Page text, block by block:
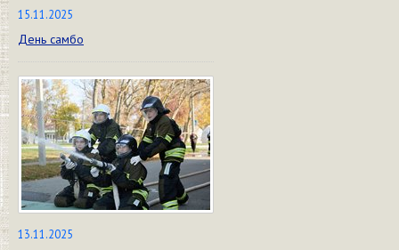
15.11.2025
День самбо
13.11.2025